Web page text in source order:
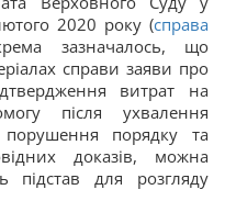
2020 року (справа
зазначалось, що
справи заяви про
витрат на
після ухвалення
порядку та
доказів, можна
підстав для розгляду